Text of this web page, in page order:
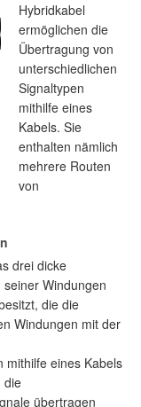
Hybridkabel
ermöglichen die
Übertragung von
unterschiedlichen
Signaltypen
mithilfe eines
Kabels. Sie
enthalten nämlich
mehrere Routen
von
drei dicke
Windungen
die die
Windungen mit der
mithilfe eines Kabels
die
übertragen